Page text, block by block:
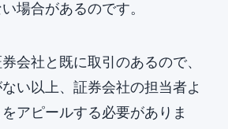
場合があるのです。
会社と既に取引のあるので、
い以上、証券会社の担当者よ
アピールする必要がありま